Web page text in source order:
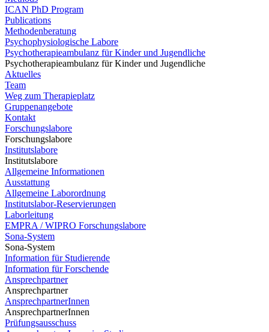
ICAN PhD Program
Publications
Methodenberatung
Psychophysiologische Labore
Psychotherapieambulanz für Kinder und Jugendliche
Psychotherapieambulanz für Kinder und Jugendliche
Aktuelles
Team
Weg zum Therapieplatz
Gruppenangebote
Kontakt
Forschungslabore
Forschungslabore
Institutslabore
Institutslabore
Allgemeine Informationen
Ausstattung
Allgemeine Laborordnung
Institutslabor-Reservierungen
Laborleitung
EMPRA / WIPRO Forschungslabore
Sona-System
Sona-System
Information für Studierende
Information für Forschende
Ansprechpartner
Ansprechpartner
AnsprechpartnerInnen
AnsprechpartnerInnen
Prüfungsausschuss